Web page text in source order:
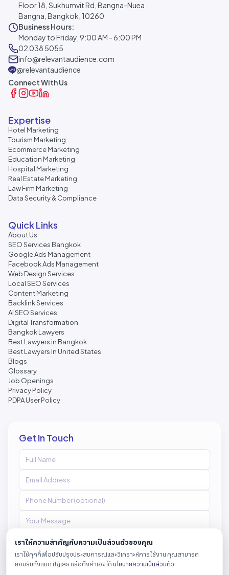
Floor 18, Sukhumvit Rd, Bangna-Nuea,
Bangna, Bangkok, 10260
Business Hours:
Monday to Friday, 9:00 AM - 6:00 PM
02 038 5055
info@relevantaudience.com
@relevantaudience
Connect With Us
Expertise
Hotel Marketing
Tourism Marketing
Ecommerce Marketing
Education Marketing
Hospital Marketing
Real Estate Marketing
Law Firm Marketing
Data Security & Compliance
Quick Links
About Us
SEO Services Bangkok
Google Ads Management
Facebook Ads Management
Web Design Services
Local SEO Services
Content Marketing
Backlink Services
AI SEO Services
Digital Transformation
Bangkok Lawyers
Best Lawyers in Bangkok
Best Lawyers In United States
Blogs
Glossary
Job Openings
Privacy Policy
PDPA User Policy
Get In Touch
Send Message
เราให้ความสำคัญกับความเป็นส่วนตัวของคุณ
เราใช้คุกกี้เพื่อปรับปรุงประสบการณ์และวิเคราะห์การใช้งาน คุณสามารถ
ยอมรับทั้งหมด ปฏิเสธ หรือตั้งค่าเองได้นโยบายความเป็นส่วนตัว